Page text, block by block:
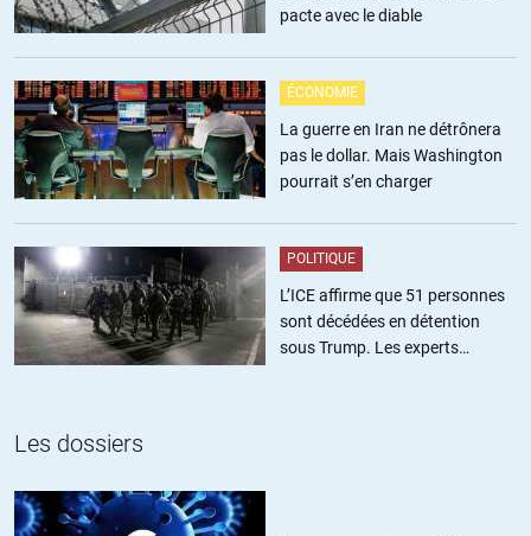
pacte avec le diable
ÉCONOMIE
La guerre en Iran ne détrônera
pas le dollar. Mais Washington
pourrait s’en charger
POLITIQUE
L’ICE affirme que 51 personnes
sont décédées en détention
sous Trump. Les experts
Les dossiers